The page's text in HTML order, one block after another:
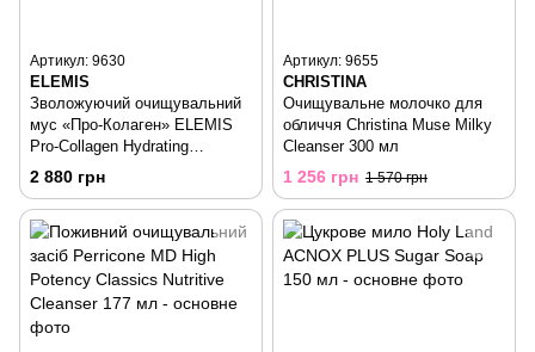
Артикул: 9630
ELEMIS
Зволожуючий очищувальний
мус «Про-Колаген» ELEMIS
Pro-Collagen Hydrating
Cleansing Mousse 125 мл
2 880 грн
Артикул: 9655
CHRISTINA
Очищувальне молочко для
обличчя Christina Muse Milky
Cleanser 300 мл
1 256 грн 1 570 грн